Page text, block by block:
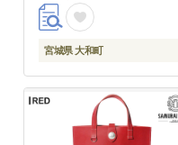
ァッション 小物
Samurai Craft【株式会
社Stand Field】ta282-
宮城県 大和町